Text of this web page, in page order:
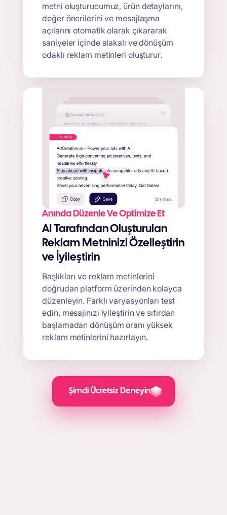
metni oluşturucumuz, ürün detaylarını,
değer önerilerini ve mesajlaşma
açılarını otomatik olarak çıkararak
saniyeler içinde alakalı ve dönüşüm
odaklı reklam metinleri oluşturur.
Anında Düzenle Ve Optimize Et
AI Tarafından Oluşturulan
Reklam Metninizi Özelleştirin
ve İyileştirin
Başlıkları ve reklam metinlerini
doğrudan platform üzerinden kolayca
düzenleyin. Farklı varyasyonları test
edin, mesajınızı iyileştirin ve sıfırdan
başlamadan dönüşüm oranı yüksek
reklam metinlerini hazırlayın.
Şimdi Ücretsiz Deneyin